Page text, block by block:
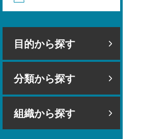
目的から探す
分類から探す
組織から探す